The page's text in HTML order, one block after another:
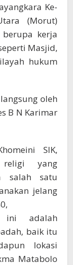
Ke-
(Morut)
kerja
Masjid,
hukum
oleh
B N Karimar
SIK,
religi yang
salah satu
jelang
ini adalah
baik itu
lokasi
Matabolo